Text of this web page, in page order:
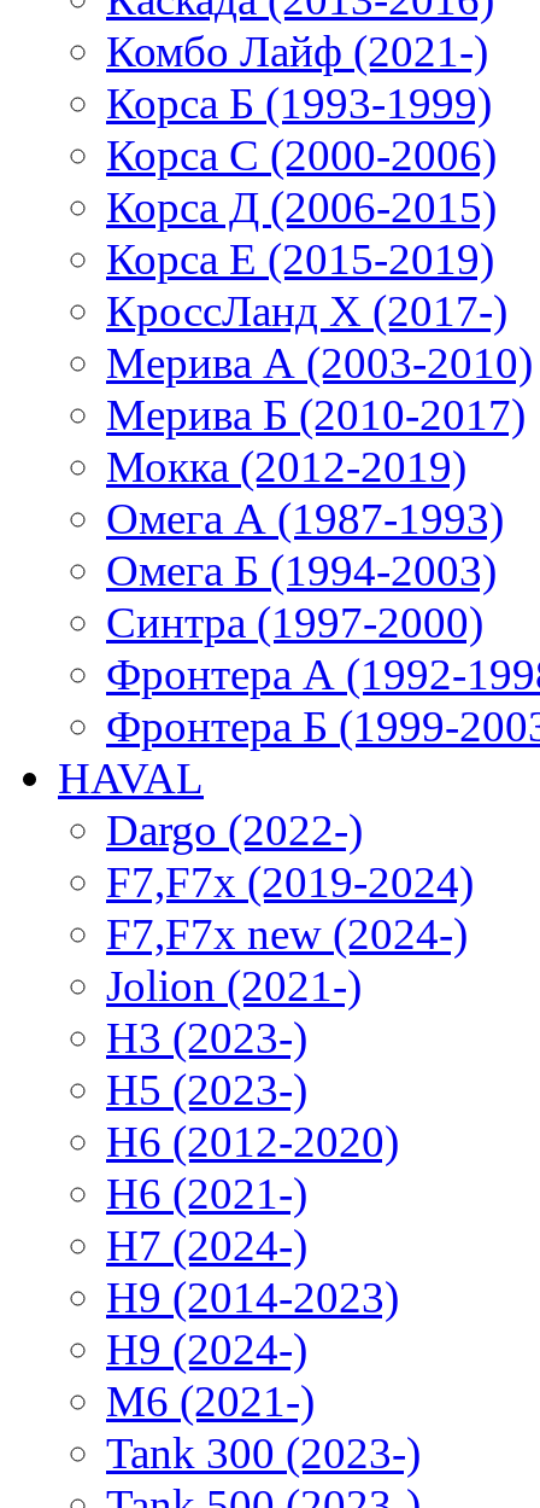
Комбо Лайф (2021-)
Корса Б (1993-1999)
Корса С (2000-2006)
Корса Д (2006-2015)
Корса E (2015-2019)
КроссЛанд X (2017-)
Мерива А (2003-2010)
Мерива Б (2010-2017)
Мокка (2012-2019)
Омега А (1987-1993)
Омега Б (1994-2003)
Синтра (1997-2000)
Фронтера А (1992-
Фронтера Б (1999-
HAVAL
Dargo (2022-)
F7,F7x (2019-2024)
F7,F7x new (2024-)
Jolion (2021-)
H3 (2023-)
H5 (2023-)
H6 (2012-2020)
H6 (2021-)
H7 (2024-)
H9 (2014-2023)
H9 (2024-)
M6 (2021-)
Tank 300 (2023-)